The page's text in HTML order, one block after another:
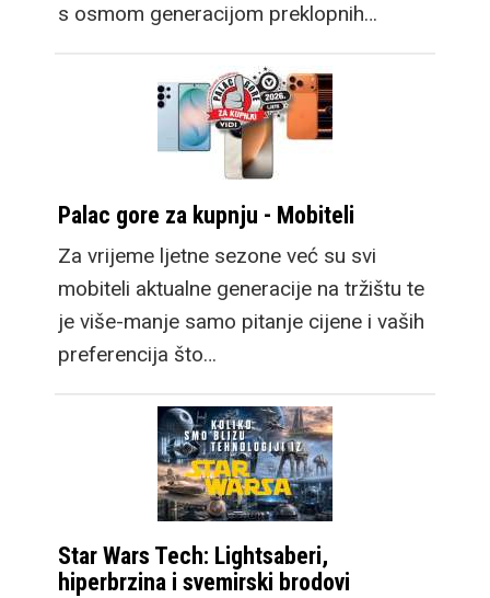
s osmom generacijom preklopnih…
Palac gore za kupnju - Mobiteli
Za vrijeme ljetne sezone već su svi
mobiteli aktualne generacije na tržištu te
je više-manje samo pitanje cijene i vaših
preferencija što…
Star Wars Tech: Lightsaberi,
hiperbrzina i svemirski brodovi